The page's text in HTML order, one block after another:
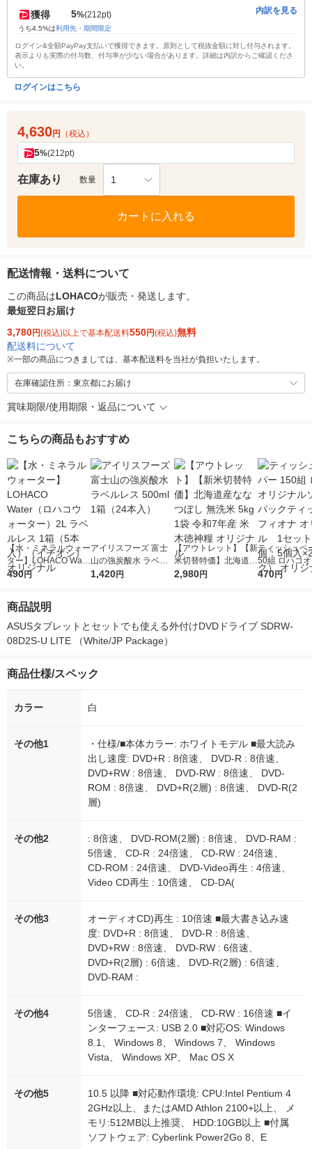
獲得 5%(212pt)
うち4.5%は利用先・期間限定
内訳を見る
ログイン&全額PayPay支払いで獲得できます。原則として税抜金額に対し付与されます。
表示よりも実際の付与数、付与率が少ない場合があります。詳細は内訳からご確認くださ
い。
ログインはこちら
4,630円 （税込）
5%(212pt)
在庫あり 数量 1
カートに入れる
配送情報・送料について
この商品はLOHACOが販売・発送します。
最短翌日お届け
3,780円(税込)以上で基本配送料550円(税込)無料
配送料について
※一部の商品につきましては、基本配送料を当社が負担いたします。
在庫確認住所：東京都にお届け
賞味期限/使用期限・返品について
こちらの商品もおすすめ
【水・ミネラルウォー
ター】LOHACO Wate
r（ロハコウォータ
シ） オリジナル
490円
アイリスフーズ 富士
山の強炭酸水 ラベル
レス 500ml 1箱（24
1,420円
【アウトレット】【新
米切替特価】北海道産
ななつぼし 無洗米 5k
2,980円
ティッシュペ
50組 ロハコ
ルソフトパッ
オリジナル
470円
商品説明
ASUSタブレットとセットでも使える外付けDVDドライブ SDRW-
08D2S-U LITE （White/JP Package）
商品仕様/スペック
カラー 白
その他1
・仕様/■本体カラー: ホワイトモデル ■最大読み
出し速度: DVD+R : 8倍速、 DVD-R : 8倍速、
DVD+RW : 8倍速、 DVD-RW : 8倍速、 DVD-
ROM : 8倍速、 DVD+R(2層) : 8倍速、 DVD-R(2
層)
その他2
: 8倍速、 DVD-ROM(2層) : 8倍速、 DVD-RAM :
5倍速、 CD-R : 24倍速、 CD-RW : 24倍速、
CD-ROM : 24倍速、 DVD-Video再生 : 4倍速、
Video CD再生 : 10倍速、 CD-DA(
その他3
オーディオCD)再生 : 10倍速 ■最大書き込み速
度: DVD+R : 8倍速、 DVD-R : 8倍速、
DVD+RW : 8倍速、 DVD-RW : 6倍速、
DVD+R(2層) : 6倍速、 DVD-R(2層) : 6倍速、
DVD-RAM :
その他4
5倍速、 CD-R : 24倍速、 CD-RW : 16倍速 ■イ
ンターフェース: USB 2.0 ■対応OS: Windows
8.1、 Windows 8、 Windows 7、 Windows
Vista、 Windows XP、 Mac OS X
その他5
10.5 以降 ■対応動作環境: CPU:Intel Pentium 4
2GHz以上、またはAMD Athlon 2100+以上、 メ
モリ:512MB以上推奨、 HDD:10GB以上 ■付属
ソフトウェア: Cyberlink Power2Go 8、E